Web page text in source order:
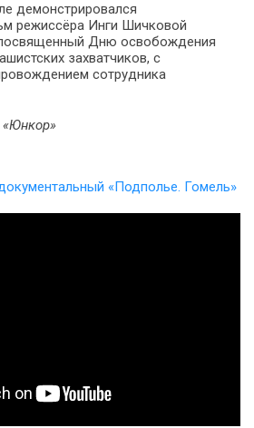
демонстрировался
режиссёра Инги Шичковой
Дню освобождения
захватчиков, с
сотрудника
«Подполье. Гомель»